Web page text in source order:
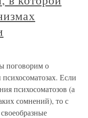
поговорим о
Если
психосоматозов (а
сомнений), то с